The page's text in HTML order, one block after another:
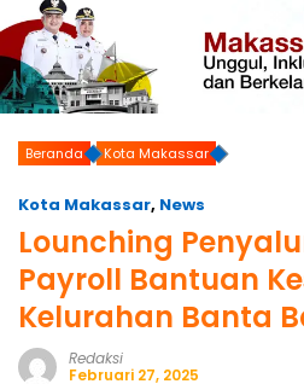
Beranda Kota Makassar
Kota Makassar, News
Lounching
Payroll Bantuan
Kelurahan Banta
Redaksi
Februari 27, 2025